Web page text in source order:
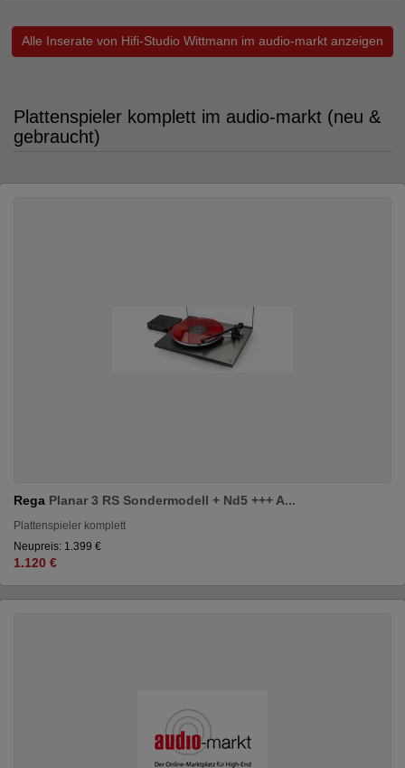
Alle Inserate von Hifi-Studio Wittmann im audio-markt anzeigen
Plattenspieler komplett im audio-markt (neu &
gebraucht)
Rega Planar 3 RS Sondermodell + Nd5 +++ A...
Plattenspieler komplett
Neupreis: 1.399 €
1.120 €